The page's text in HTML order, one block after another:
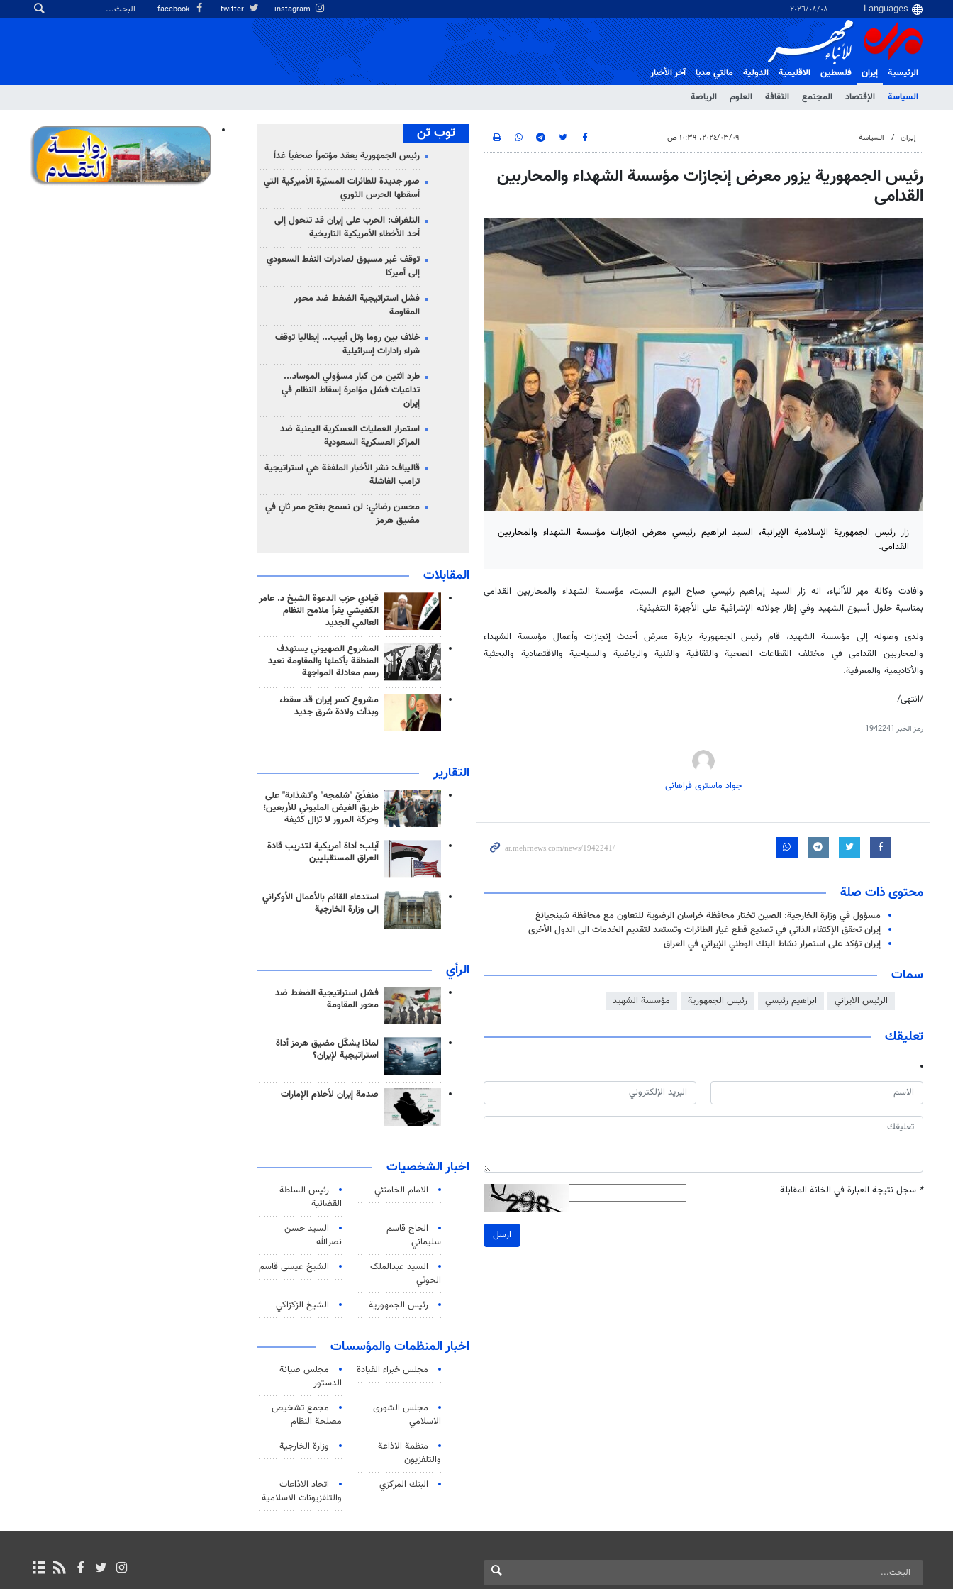
٠٨‏/٠٨‏/٢٠٢٦
الرئيسية
إيران
السياسة
الإقتصاد المجتمع الثقافة العلوم الرياضة
فلسطین الاقلیمیة الدولية مالتي مدیا آخر الأخبار
إيران السياسة ٠٩‏/٠٣‏/٢٠٢٤، ١٠:٣٩ ص
رئيس الجمهورية يزور معرض إنجازات مؤسسة الشهداء والمحاربين
القدامى
زار رئيس الجمهورية الإسلامية الإيرانية، السيد ابراهيم رئيسي معرض انجازات مؤسسة الشهداء والمحاربين
القدامى.
وافادت وكالة مهر للأأنباء، انه زار السيد إبراهيم رئيسي صباح اليوم السبت، مؤسسة الشهداء والمحاربين القدامى
بمناسبة حلول أسبوع الشهيد وفي إطار جولاته الإشرافية على الأجهزة التنفيذية.
ولدى وصوله إلى مؤسسة الشهيد، قام رئيس الجمهورية بزيارة معرض أحدث إنجازات وأعمال مؤسسة الشهداء
والمحاربين القدامى في مختلف القطاعات الصحية والثقافية والفنية والرياضية والسياحية والاقتصادية والبحثية
والأكاديمية والمعرفية.
/انتهى/
رمز الخبر 1942241
جواد ماستری فراهانی
محتوى ذات صلة
مسؤول في وزارة الخارجية: الصين تختار محافظة خراسان الرضوية للتعاون مع محافظة شينجيانغ
إيران تحقق الإكتفاء الذاتي في تصنيع قطع غيار الطائرات وتستعد لتقديم الخدمات الى الدول الأخرى
إيران تؤكد على استمرار نشاط البنك الوطني الإيراني في العراق
سمات
الرئيس الايراني ابراهيم رئيسي رئيس الجمهورية مؤسسة الشهيد
تعليقك
* سجل نتيجة العبارة في الخانة المقابلة
ارسل
توب تن
رئيس الجمهورية يعقد مؤتمراً صحفياً غداً
صور جديدة للطائرات المسيّرة الأميركية التي
أسقطها الحرس الثوري
التلغراف: الحرب على إيران قد تتحول إلى
أحد الأخطاء الأمريكية التاريخية
توقف غير مسبوق لصادرات النفط السعودي
إلى أميركا
فشل استراتيجية الضغط ضد محور
المقاومة
خلاف بين روما وتل أبيب... إيطاليا توقف
شراء رادارات إسرائيلية
طرد اثنين من كبار مسؤولي الموساد...
تداعيات فشل مؤامرة إسقاط النظام في
إيران
استمرار العمليات العسكرية اليمنية ضد
المراكز العسكرية السعودية
قاليباف: نشر الأخبار الملفقة هي استراتيجية
ترامب الفاشلة
محسن رضائي: لن نسمح بفتح ممر ثانٍ في
مضيق هرمز
المقابلات
قيادي حزب الدعوة الشيخ د. عامر
الكفيشي يقرأ ملامح النظام
العالمي الجديد
المشروع الصهيوني يستهدف
المنطقة بأكملها والمقاومة تعيد
رسم معادلة المواجهة
مشروع كسر إيران قد سقط،
وبدأت ولادة شرق جديد
التقارير
منفذَيّ "شلمجه" و"تشذابة" على
طريق الفيض المليوني للأربعين؛
وحركة المرور لا تزال كثيفة
آيلب: أداة أمريكية لتدريب قادة
العراق المستقبليين
استدعاء القائم بالأعمال الأوكراني
إلى وزارة الخارجية
الرأي
فشل استراتيجية الضغط ضد
محور المقاومة
لماذا يشكّل مضيق هرمز أداة
استراتيجية لإيران؟
صدمة إيران لأحلام الإمارات
اخبار الشخصيات
الامام الخامنئي
رئیس السلطة
القضائیة
الحاج قاسم
سليماني
السيد حسن
نصرالله
السید عبدالملک
الحوثي
الشيخ عيسى قاسم
رئيس الجمهورية الشيخ الزكزاكي
اخبار المنظمات والمؤسسات
مجلس خبراء القيادة
مجلس صيانة
الدستور
مجلس الشورى
الاسلامي
مجمع تشخيص
مصلحة النظام
منظمة الاذاعة
والتلفزیون
وزارة الخارجية
البنك المركزي
اتحاد الاذاعات
والتلفزيونات الاسلامية